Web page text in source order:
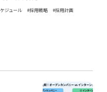
ジュール 採用戦略 採用計画